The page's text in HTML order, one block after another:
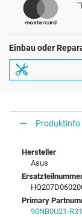
Einbau oder
Produktinfo
Hersteller
Asus
Primary
90NB0U21-